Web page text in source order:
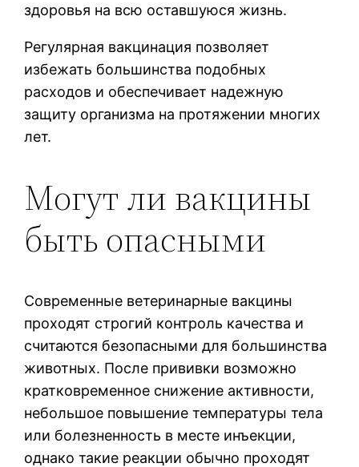
здоровья на всю оставшуюся жизнь.
Регулярная вакцинация позволяет
избежать большинства подобных
расходов и обеспечивает надежную
защиту организма на протяжении многих
лет.
Могут ли вакцины
быть опасными
Современные ветеринарные вакцины
проходят строгий контроль качества и
считаются безопасными для большинства
животных. После прививки возможно
кратковременное снижение активности,
небольшое повышение температуры тела
или болезненность в месте инъекции,
однако такие реакции обычно проходят